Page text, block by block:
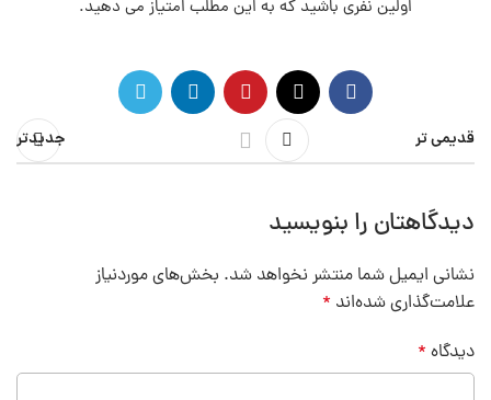
اولین نفری باشید که به این مطلب امتیاز می دهید.
جدیدتر قدیمی تر
دیدگاهتان را بنویسید
نشانی ایمیل شما منتشر نخواهد شد. بخش‌های موردنیاز
علامت‌گذاری شده‌اند *
دیدگاه *